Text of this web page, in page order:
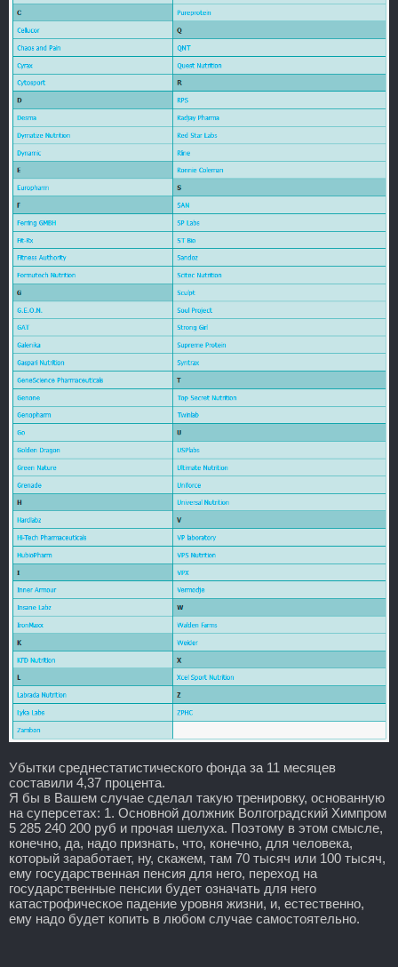
Убытки среднестатистического фонда за 11 месяцев
составили 4,37 процента.
Я бы в Вашем случае сделал такую тренировку, основанную
на суперсетах: 1. Основной должник Волгоградский Химпром
5 285 240 200 руб и прочая шелуха. Поэтому в этом смысле,
конечно, да, надо признать, что, конечно, для человека,
который заработает, ну, скажем, там 70 тысяч или 100 тысяч,
ему государственная пенсия для него, переход на
государственные пенсии будет означать для него
катастрофическое падение уровня жизни, и, естественно,
ему надо будет копить в любом случае самостоятельно.